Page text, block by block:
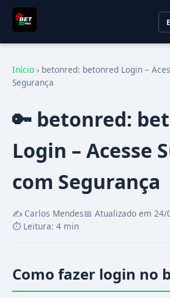
Início › betonred: betonred Login –
Segurança
🔑 betonred:
Login – Acesse
com Segurança
✍️ Carlos Mendes📅 Atualizado em 24/
⏱️ Leitura: 4 min
Como fazer login no